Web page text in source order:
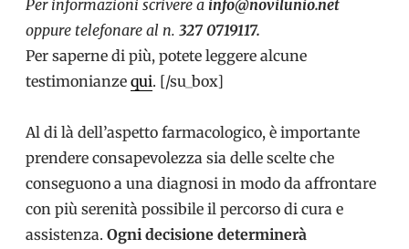
Per informazioni scrivere a info@novilunio.net
oppure telefonare al n. 327 0719117.
Per saperne di più, potete leggere alcune
testimonianze qui. [/su_box]
Al di là dell’aspetto farmacologico, è importante
prendere consapevolezza sia delle scelte che
conseguono a una diagnosi in modo da affrontare
con più serenità possibile il percorso di cura e
assistenza. Ogni decisione determinerà